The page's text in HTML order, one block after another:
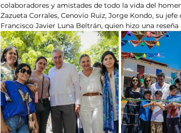
colaboradores y amistades de todo la vida del
Zazueta Corrales, Cenovio Ruiz, Jorge Kondo, su
Francisco Javier Luna Beltrán, quien hizo una